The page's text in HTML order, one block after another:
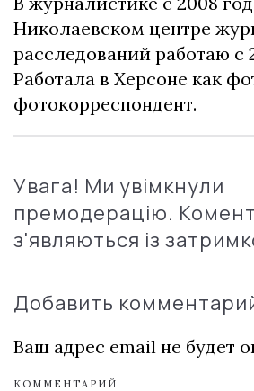
Николаевском центре
расследований работаю с
Работала в Херсоне как
фотокорреспондент.
Увага! Ми увімкнули
премодерацію.
з'являються із
Добавить
Ваш адрес email не будет
КОММЕНТАРИЙ